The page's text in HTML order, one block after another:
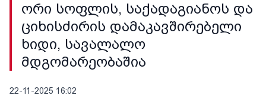
ორი სოფლის, საქადაგიანოს და
ციხისძირის დამაკავშირებელი
ხიდი, სავალალო
მდგომარეობაშია
22-11-2025 16:02